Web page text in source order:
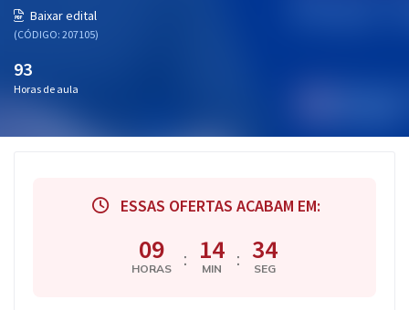
Atendimento
Baixar edital
(CÓDIGO: 207105)
93
Horas de aula
ESSAS OFERTAS ACABAM EM:
09
HORAS : 14
MIN : 33
SEG